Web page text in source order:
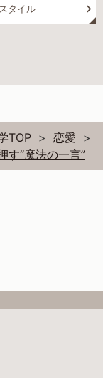
タイル
TOP
恋愛
す“魔法の一言”